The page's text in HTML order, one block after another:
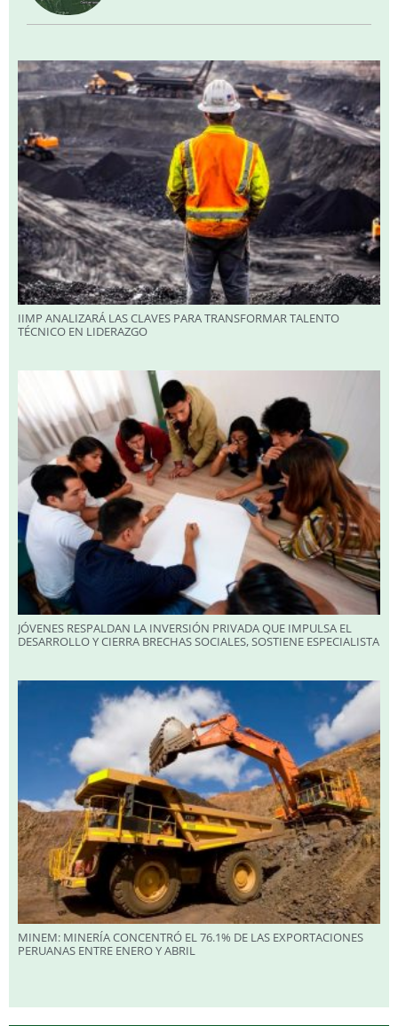
IIMP ANALIZARÁ LAS CLAVES PARA TRANSFORMAR TALENTO
TÉCNICO EN LIDERAZGO
JÓVENES RESPALDAN LA INVERSIÓN PRIVADA QUE IMPULSA EL
DESARROLLO Y CIERRA BRECHAS SOCIALES, SOSTIENE ESPECIALISTA
MINEM: MINERÍA CONCENTRÓ EL 76.1% DE LAS EXPORTACIONES
PERUANAS ENTRE ENERO Y ABRIL